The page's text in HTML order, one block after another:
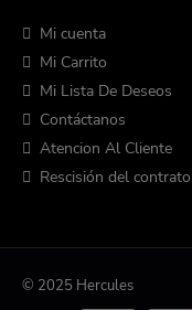
Mi cuenta
Mi Carrito
Mi Lista De Deseos
Contáctanos
Atencion Al Cliente
Rescisión del contrato
© 2025 Hercules